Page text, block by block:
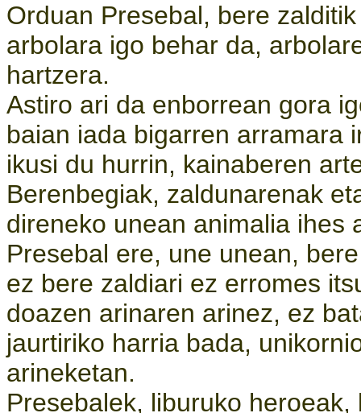
Orduan Presebal, bere
arbolara igo behar da,
hartzera.
Astiro ari da enborrean gora
baian iada bigarren arramara
ikusi du hurrin, kainaberen
Berenbegiak, zaldunarenak
direneko unean animalia ihes
Presebal ere, une unean,
ez bere zaldiari ez erromes
doazen arinaren arinez, ez
jaurtiriko harria bada,
arineketan.
Presebalek, liburuko